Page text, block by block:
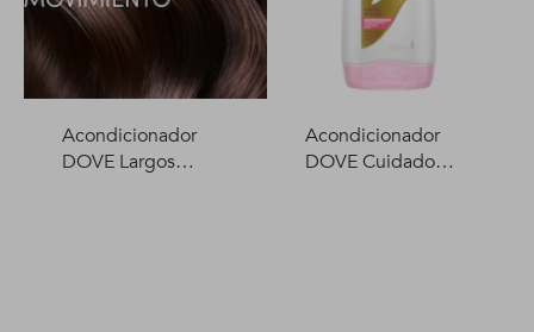
Acondicionador
DOVE Largos
Acondicionador
DOVE Cuidado